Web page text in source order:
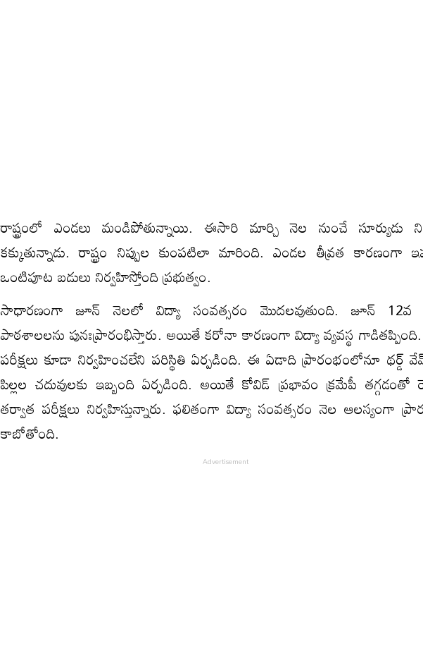
రాష్ట్రంలో ఎండలు మండిపోతున్నాయి. ఈసారి మార్చి నెల నుంచే సూర్యుడు
కక్కుతున్నాడు. రాష్ట్రం నిప్పుల కుంపటిలా మారింది. ఎండల తీవ్రత కారణంగా
ఒంటిపూట బడులు నిర్వహిస్తోంది ప్రభుత్వం.
సాధారణంగా జూన్‌ నెలలో విద్యా సంవత్సరం మొదలవుతుంది. జూన్‌ 12వ
పాఠశాలలను పునఃప్రారంభిస్తారు. అయితే కరోనా కారణంగా విద్యా వ్యవస్థ గాడితప్పింది.
పరీక్షలు కూడా నిర్వహించలేని పరిస్థితి ఏర్పడింది. ఈ ఏడాది ప్రారంభంలోనూ థర్డ్‌
పిల్లల చదువులకు ఇబ్బంది ఏర్పడింది. అయితే కోవిడ్‌ ప్రభావం క్రమేపీ తగ్గడంతో
తర్వాత పరీక్షలు నిర్వహిస్తున్నారు. ఫలితంగా విద్యా సంవత్సరం నెల ఆలస్యంగా
కాబోతోంది.